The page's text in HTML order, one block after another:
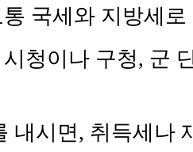
국세와 지방세
청이나 구청, 군
내시면, 취득세나